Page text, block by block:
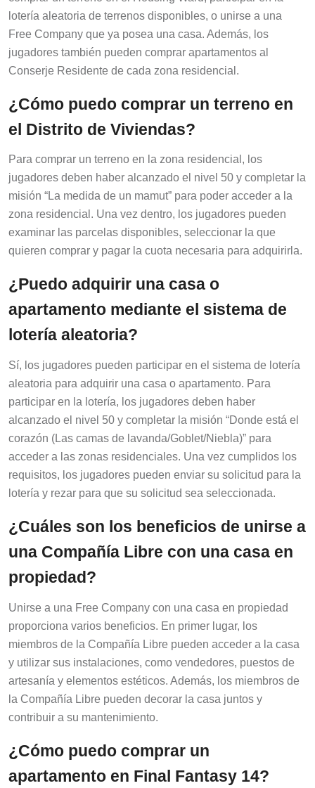
lotería aleatoria de terrenos disponibles, o unirse a una
Free Company que ya posea una casa. Además, los
jugadores también pueden comprar apartamentos al
Conserje Residente de cada zona residencial.
¿Cómo puedo comprar un terreno en
el Distrito de Viviendas?
Para comprar un terreno en la zona residencial, los
jugadores deben haber alcanzado el nivel 50 y completar la
misión “La medida de un mamut” para poder acceder a la
zona residencial. Una vez dentro, los jugadores pueden
examinar las parcelas disponibles, seleccionar la que
quieren comprar y pagar la cuota necesaria para adquirirla.
¿Puedo adquirir una casa o
apartamento mediante el sistema de
lotería aleatoria?
Sí, los jugadores pueden participar en el sistema de lotería
aleatoria para adquirir una casa o apartamento. Para
participar en la lotería, los jugadores deben haber
alcanzado el nivel 50 y completar la misión “Donde está el
corazón (Las camas de lavanda/Goblet/Niebla)” para
acceder a las zonas residenciales. Una vez cumplidos los
requisitos, los jugadores pueden enviar su solicitud para la
lotería y rezar para que su solicitud sea seleccionada.
¿Cuáles son los beneficios de unirse a
una Compañía Libre con una casa en
propiedad?
Unirse a una Free Company con una casa en propiedad
proporciona varios beneficios. En primer lugar, los
miembros de la Compañía Libre pueden acceder a la casa
y utilizar sus instalaciones, como vendedores, puestos de
artesanía y elementos estéticos. Además, los miembros de
la Compañía Libre pueden decorar la casa juntos y
contribuir a su mantenimiento.
¿Cómo puedo comprar un
apartamento en Final Fantasy 14?